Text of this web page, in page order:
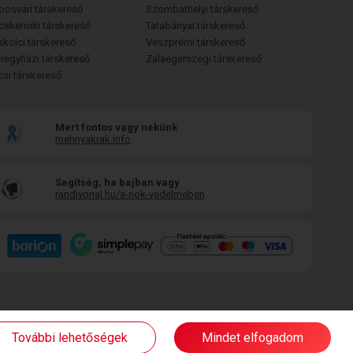
társkereső
társkereső
társkereső
társkereső
társkereső
Szombathelyi társkereső
Tatabányai társkereső
Veszprémi társkereső
Zalaegerszegi társkereső
Mert fontos vagy nekünk
mehnyakrak.info
Segítség, ha bajban vagy
randivonal.hu/a-nok-vedelmeben
További lehetőségek Mindet elfogadom